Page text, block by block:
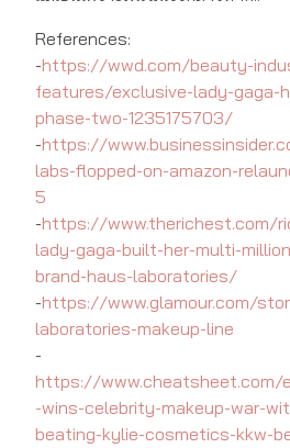
References:
-https://wwd.com/beauty-
features/exclusive-lady-gaga-
phase-two-1235175703/
-https://
labs-flopped-on-amazon-
5
-https://www.therichest.com/
lady-gaga-built-her-multi-
brand-haus-laboratories/
-https://www.glamour.com/
laboratories-makeup-line
-
https://www.cheatsheet.com/
-wins-celebrity-makeup-war-
beating-kylie-cosmetics-kkw-